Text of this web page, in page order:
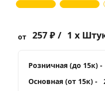
от 257 ₽ / 1 x
Розничная (до 15к) -
Основная (от 15к) -